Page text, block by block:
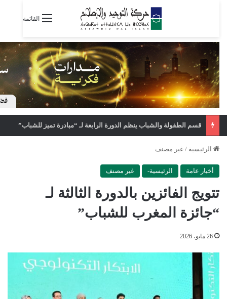
القائمة
قسم الطفولة والشباب ينظم الدورة الرابعة لـ “مبادرة تميز للشباب”
الرئيسية / غير مصنف
أخبار عامة الرئيسية- غير مصنف
تتويج الفائزين بالدورة الثالثة لـ
“جائزة المغرب للشباب”
26 مايو، 2026